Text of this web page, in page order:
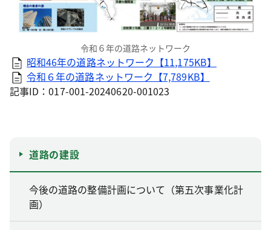
令和６年の道路ネットワーク
昭和46年の道路ネットワーク【11,175KB】
令和６年の道路ネットワーク【7,789KB】
記事ID：017-001-20240620-001023
道路の建設
今後の道路の整備計画について（第五次事業化計
画）